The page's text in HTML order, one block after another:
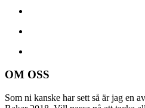
OM OSS
Som ni kanske har sett så är jag en